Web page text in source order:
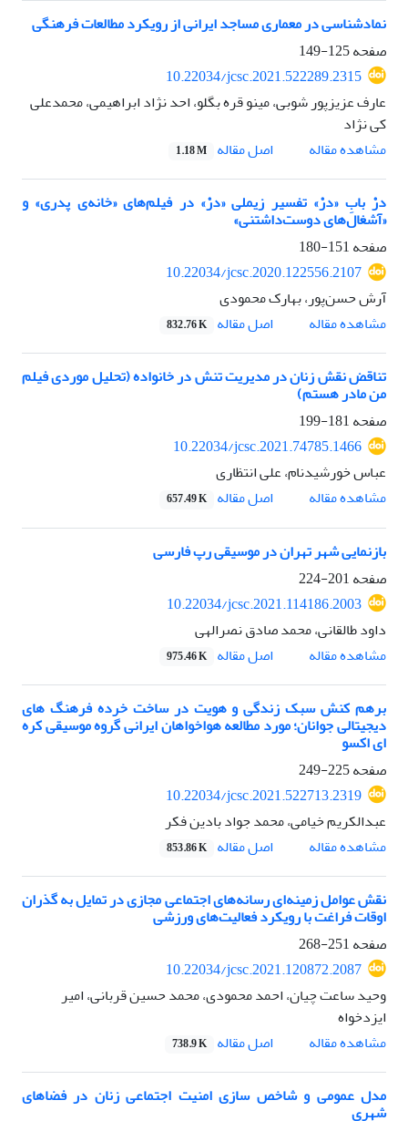
نماد‌شناسی در معماری مساجد ایرانی از رویکرد مطالعات فرهنگی
صفحه125-149
10.22034/jcsc.2021.522289.2315
عارف عزیزپور شوبی، مینو قره بگلو، احد نژاد ابراهیمی، محمدعلی
کی نژاد
مشاهده مقاله
اصل مقاله 1.18 M
درْ بابِ «درْ» تفسیر زیملی «درْ» در فیلم‌های «خانه‌ی پدری» و
«آشغال‌های دوست‌داشتنی»
صفحه151-180
10.22034/jcsc.2020.122556.2107
آرش حسن‌پور، بهارک محمودی
مشاهده مقاله
اصل مقاله 832.76 K
تناقض نقش زنان در مدیریت تنش در خانواده (تحلیل موردی فیلم
من مادر هستم)
صفحه181-199
10.22034/jcsc.2021.74785.1466
عباس خورشیدنام، علی انتظاری
مشاهده مقاله
اصل مقاله 657.49 K
بازنمایی شهر تهران در موسیقی رپ فارسی
صفحه201-224
10.22034/jcsc.2021.114186.2003
داود طالقانی، محمد صادق نصرالهی
مشاهده مقاله
اصل مقاله 975.46 K
برهم کنش سبک زندگی و هویت در ساخت خرده فرهنگ های
دیجیتالی جوانان؛ مورد مطالعه هواخواهان ایرانی گروه موسیقی کره
ای اکسو
صفحه225-249
10.22034/jcsc.2021.522713.2319
عبدالکریم خیامی، محمد جواد بادین فکر
مشاهده مقاله
اصل مقاله 853.86 K
نقش عوامل زمینه‌ای رسانه‌های اجتماعی مجازی در تمایل به گذران
اوقات فراغت با رویکرد فعالیت‌های ورزشی
صفحه251-268
10.22034/jcsc.2021.120872.2087
وحید ساعت چیان، احمد محمودی، محمد حسین قربانی، امیر
ایزدخواه
مشاهده مقاله
اصل مقاله 738.9 K
مدل عمومی و شاخص سازی امنیت اجتماعی زنان در فضاهای
شهری